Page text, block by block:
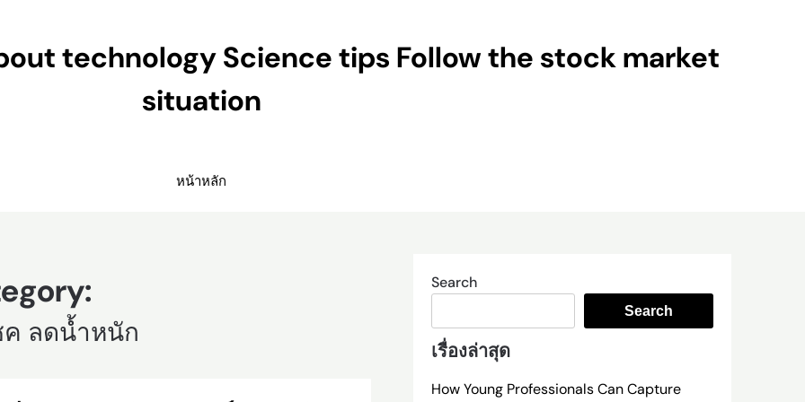
technology Science tips Follow the stock market
situation
หน้าหลัก
ค ลดน้ำหนัก
Search
Search
เรื่องล่าสุด
How Young Professionals Can Capture